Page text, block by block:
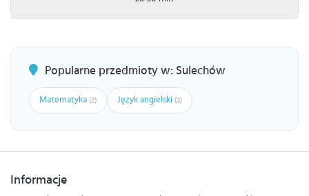
Popularne przedmioty w: Sulechów
Matematyka (2) Język angielski (2)
Informacje